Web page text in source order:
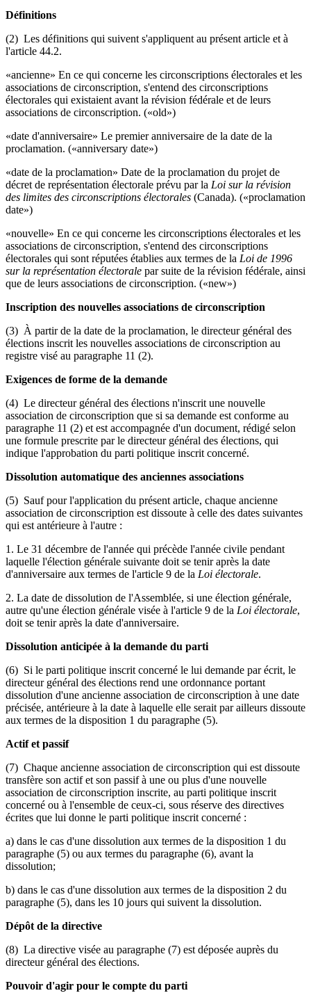
Définitions
(2) Les définitions qui suivent s'appliquent au présent article et à
l'article 44.2.
«ancienne» En ce qui concerne les circonscriptions électorales et les
associations de circonscription, s'entend des circonscriptions
électorales qui existaient avant la révision fédérale et de leurs
associations de circonscription. («old»)
«date d'anniversaire» Le premier anniversaire de la date de la
proclamation. («anniversary date»)
«date de la proclamation» Date de la proclamation du projet de
décret de représentation électorale prévu par la Loi sur la révision
des limites des circonscriptions électorales (Canada). («proclamation
date»)
«nouvelle» En ce qui concerne les circonscriptions électorales et les
associations de circonscription, s'entend des circonscriptions
électorales qui sont réputées établies aux termes de la Loi de 1996
sur la représentation électorale par suite de la révision fédérale, ainsi
que de leurs associations de circonscription. («new»)
Inscription des nouvelles associations de circonscription
(3) À partir de la date de la proclamation, le directeur général des
élections inscrit les nouvelles associations de circonscription au
registre visé au paragraphe 11 (2).
Exigences de forme de la demande
(4) Le directeur général des élections n'inscrit une nouvelle
association de circonscription que si sa demande est conforme au
paragraphe 11 (2) et est accompagnée d'un document, rédigé selon
une formule prescrite par le directeur général des élections, qui
indique l'approbation du parti politique inscrit concerné.
Dissolution automatique des anciennes associations
(5) Sauf pour l'application du présent article, chaque ancienne
association de circonscription est dissoute à celle des dates suivantes
qui est antérieure à l'autre :
1. Le 31 décembre de l'année qui précède l'année civile pendant
laquelle l'élection générale suivante doit se tenir après la date
d'anniversaire aux termes de l'article 9 de la Loi électorale.
2. La date de dissolution de l'Assemblée, si une élection générale,
autre qu'une élection générale visée à l'article 9 de la Loi électorale,
doit se tenir après la date d'anniversaire.
Dissolution anticipée à la demande du parti
(6) Si le parti politique inscrit concerné le lui demande par écrit, le
directeur général des élections rend une ordonnance portant
dissolution d'une ancienne association de circonscription à une date
précisée, antérieure à la date à laquelle elle serait par ailleurs dissoute
aux termes de la disposition 1 du paragraphe (5).
Actif et passif
(7) Chaque ancienne association de circonscription qui est dissoute
transfère son actif et son passif à une ou plus d'une nouvelle
association de circonscription inscrite, au parti politique inscrit
concerné ou à l'ensemble de ceux-ci, sous réserve des directives
écrites que lui donne le parti politique inscrit concerné :
a) dans le cas d'une dissolution aux termes de la disposition 1 du
paragraphe (5) ou aux termes du paragraphe (6), avant la
dissolution;
b) dans le cas d'une dissolution aux termes de la disposition 2 du
paragraphe (5), dans les 10 jours qui suivent la dissolution.
Dépôt de la directive
(8) La directive visée au paragraphe (7) est déposée auprès du
directeur général des élections.
Pouvoir d'agir pour le compte du parti